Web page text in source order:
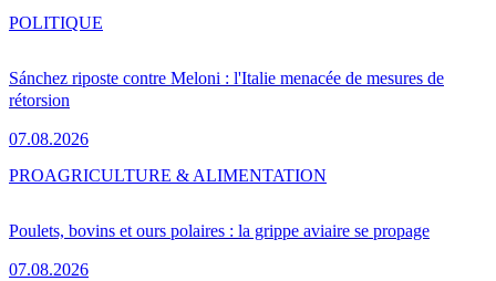
Sánchez riposte contre Meloni : l'Italie menacée de mesures de
rétorsion
07.08.2026
POLITIQUE
Poulets, bovins et ours polaires : la grippe aviaire se propage
07.08.2026
PROAGRICULTURE & ALIMENTATION